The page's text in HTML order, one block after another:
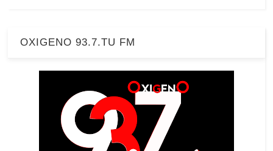
OXIGENO 93.7.TU FM